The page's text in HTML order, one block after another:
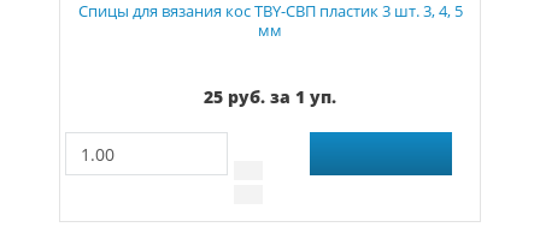
Спицы для вязания кос TBY-СВП пластик 3 шт. 3, 4, 5
мм
25 руб. за 1 уп.